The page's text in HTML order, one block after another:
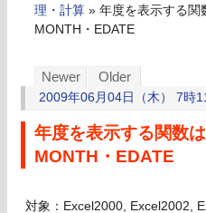
理・計算 » 年度を表示する関
MONTH・EDATE
Newer Older
2009年06月04日（木） 7時
年度を表示する関数
MONTH・EDATE
対象：Excel2000, Excel2002,